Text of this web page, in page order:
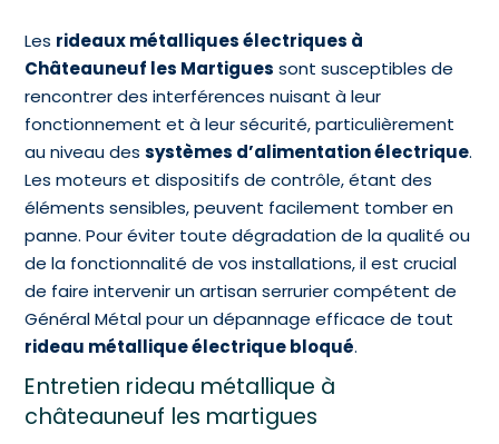
Les rideaux métalliques électriques à
Châteauneuf les Martigues sont susceptibles de
rencontrer des interférences nuisant à leur
fonctionnement et à leur sécurité, particulièrement
au niveau dessystèmes d’alimentation électrique.
Les moteurs et dispositifs de contrôle, étant des
éléments sensibles, peuvent facilement tomber en
panne. Pour éviter toute dégradation de la qualité ou
de la fonctionnalité de vos installations, il est crucial
de faire intervenir un artisan serrurier compétent de
Général Métal pour un dépannage efficace de tout
rideau métallique électrique bloqué.
Entretien rideau métallique à
châteauneuf les martigues